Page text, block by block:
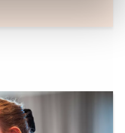
Disse er angitt i